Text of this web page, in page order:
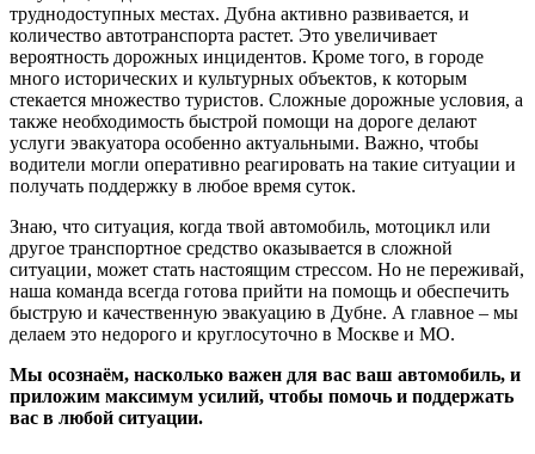
труднодоступных местах. Дубна активно развивается, и
количество автотранспорта растет. Это увеличивает
вероятность дорожных инцидентов. Кроме того, в городе
много исторических и культурных объектов, к которым
стекается множество туристов. Сложные дорожные условия, а
также необходимость быстрой помощи на дороге делают
услуги эвакуатора особенно актуальными. Важно, чтобы
водители могли оперативно реагировать на такие ситуации и
получать поддержку в любое время суток.
Знаю, что ситуация, когда твой автомобиль, мотоцикл или
другое транспортное средство оказывается в сложной
ситуации, может стать настоящим стрессом. Но не переживай,
наша команда всегда готова прийти на помощь и обеспечить
быструю и качественную эвакуацию в Дубне. А главное – мы
делаем это недорого и круглосуточно в Москве и МО.
Мы осознаём, насколько важен для вас ваш автомобиль, и
приложим максимум усилий, чтобы помочь и поддержать
вас в любой ситуации.